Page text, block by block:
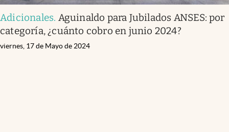
Adicionales. Aguinaldo para Jubilados ANSES: por
categoría, ¿cuánto cobro en junio 2024?
viernes, 17 de Mayo de 2024